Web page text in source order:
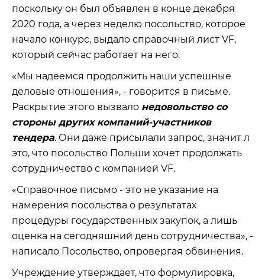
поскольку он был объявлен в конце декабря
2020 года, а через неделю посольство, которое
начало конкурс, выдало справочный лист VF,
который сейчас работает на него.
«Мы надеемся продолжить наши успешные
деловые отношения», - говорится в письме.
Раскрытие этого вызвало недовольство со
стороны других компаний-участников
тендера. Они даже присылали запрос, значит л
это, что посольство Польши хочет продолжать
сотрудничество с компанией VF.
«Справочное письмо - это не указание на
намерения посольства о результатах
процедуры государственных закупок, а лишь
оценка на сегодняшний день сотрудничества», -
написало Посольство, опровергая обвинения.
Учреждение утверждает, что формулировка,